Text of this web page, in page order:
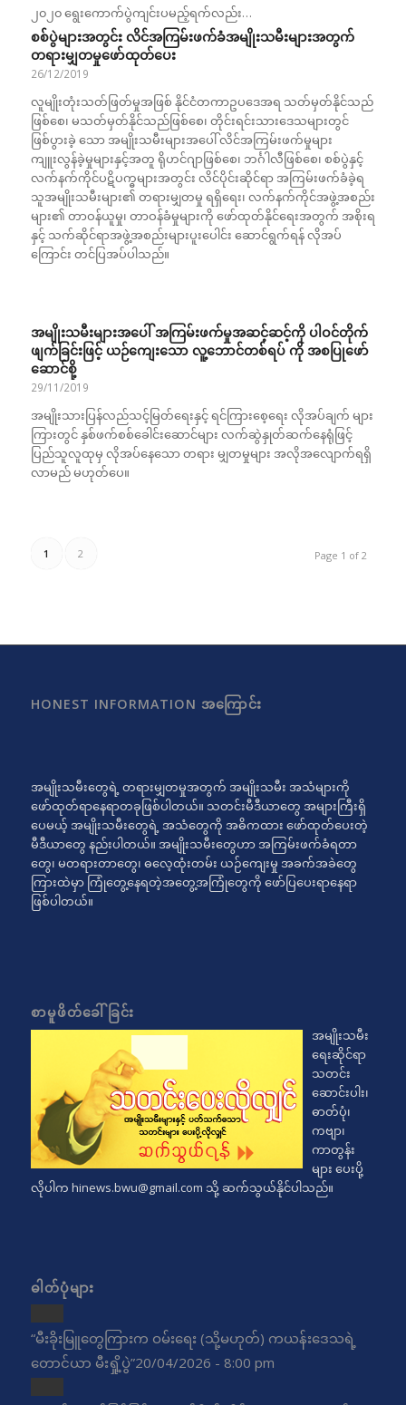
၂၀၂၀ ရွေးကောက်ပွဲကျင်းပမည့်ရက်လည်း…
စစ်ပွဲများအတွင်း လိင်အကြမ်းဖက်ခံအမျိုးသမီးများအတွက်
တရားမျှတမှုဖော်ထုတ်ပေး
26/12/2019
လူမျိုးတုံးသတ်ဖြတ်မှုအဖြစ် နိုင်ငံတကာဥပဒေအရ သတ်မှတ်နိုင်သည်
ဖြစ်စေ၊ မသတ်မှတ်နိုင်သည်ဖြစ်စေ၊ တိုင်းရင်းသားဒေသများတွင်
ဖြစ်ပွားခဲ့ သော အမျိုးသမီးများအပေါ် လိင်အကြမ်းဖက်မှုများ
ကျူးလွန်ခဲ့မှုများနှင့်အတူ ရိုဟင်ဂျာဖြစ်စေ၊ ဘင်္ဂါလီဖြစ်စေ၊ စစ်ပွဲနှင့်
လက်နက်ကိုင်ပဋိပက္ဓများအတွင်း လိင်ပိုင်းဆိုင်ရာ အကြမ်းဖက်ခံခဲ့ရ
သူအမျိုးသမီးများ၏ တရားမျှတမှု ရရှိရေး၊ လက်နက်ကိုင်အဖွဲ့အစည်း
များ၏ တာဝန်ယူမှု၊ တာဝန်ခံမှုများကို ဖော်ထုတ်နိုင်ရေးအတွက် အစိုးရ
နှင့် သက်ဆိုင်ရာအဖွဲ့အစည်းများပူးပေါင်း ဆောင်ရွက်ရန် လိုအပ်
ကြောင်း တင်ပြအပ်ပါသည်။
အမျိုးသမီးများအပေါ် အကြမ်းဖက်မှုအဆင့်ဆင့်ကို ပါဝင်တိုက်
ဖျက်ခြင်းဖြင့် ယဉ်ကျေးသော လူ့ဘောင်တစ်ရပ် ကို အစပြုဖော်
ဆောင်စို့
29/11/2019
အမျိုးသားပြန်လည်သင့်မြတ်ရေးနှင့် ရင်ကြားစေ့ရေး လိုအပ်ချက် များ
ကြားတွင် နှစ်ဖက်စစ်ခေါင်းဆောင်များ လက်ဆွဲနှုတ်ဆက်နေရုံဖြင့်
ပြည်သူလူထုမှ လိုအပ်နေသော တရား မျှတမှုများ အလိုအလျောက်ရရှိ
လာမည် မဟုတ်ပေ။
Page 1 of 2
1 2
HONEST INFORMATION အကြောင်း
အမျိုးသမီးတွေရဲ့ တရားမျှတမှုအတွက် အမျိုးသမီး အသံများကို
ဖော်ထုတ်ရာနေရာတခုဖြစ်ပါတယ်။ သတင်းမီဒီယာတွေ အများကြီးရှိ
ပေမယ့် အမျိုးသမီးတွေရဲ့ အသံတွေကို အဓိကထား ဖော်ထုတ်ပေးတဲ့
မီဒီယာတွေ နည်းပါတယ်။ အမျိုးသမီးတွေဟာ အကြမ်းဖက်ခံရတာ
တွေ၊ မတရားတာတွေ၊ ဓလေ့ထုံးတမ်း ယဉ်ကျေးမှု အခက်အခဲတွေ
ကြားထဲမှာ ကြုံတွေ့နေရတဲ့အတွေ့အကြုံတွေကို ဖော်ပြပေးရာနေရာ
ဖြစ်ပါတယ်။
စာမူဖိတ်ခေါ်ခြင်း
အမျိုးသမီး
ရေးဆိုင်ရာ
သတင်း
ဆောင်းပါး၊
ဓာတ်ပုံ၊
ကဗျာ၊
ကာတွန်း
များ ပေးပို့
လိုပါက hinews.bwu@gmail.com သို့ ဆက်သွယ်နိုင်ပါသည်။
ဓါတ်ပုံများ
“မီးခိုးမြူတွေကြားက ဝမ်းရေး (သို့မဟုတ်) ကယန်းဒေသရဲ့
တောင်ယာ မီးရှို့ပွဲ”20/04/2026 - 8:00 pm